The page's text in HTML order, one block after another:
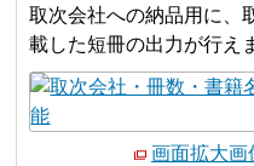
取次会社への納品用に、
載した短冊の出力が行え
画面拡大画